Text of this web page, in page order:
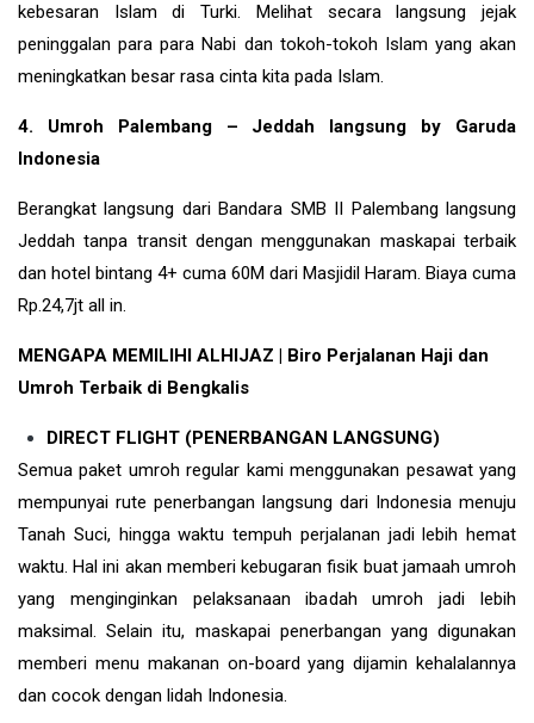
kebesaran Islam diTurki. Melihat secara langsung jejak
peninggalan para para Nabi dan tokoh-tokoh Islam yang akan
meningkatkan besar rasa cinta kita pada Islam.
4. Umroh Palembang – Jeddah langsung by Garuda
Indonesia
Berangkat langsung dari Bandara SMB II Palembang langsung
Jeddah tanpa transit dengan menggunakan maskapai terbaik
dan hotel bintang 4+ cuma 60M dari Masjidil Haram. Biaya cuma
Rp.24,7jt all in.
MENGAPA MEMILIHI ALHIJAZ | Biro Perjalanan Haji dan
Umroh Terbaik di Bengkalis
DIRECT FLIGHT (PENERBANGAN LANGSUNG)
Semua paket umroh regular kami menggunakan pesawat yang
mempunyai rute penerbangan langsung dari Indonesia menuju
Tanah Suci, hingga waktu tempuh perjalanan jadi lebih hemat
waktu. Hal ini akan memberi kebugaran fisik buat jamaah umroh
yang menginginkan pelaksanaan ibadah umroh jadi lebih
maksimal. Selain itu, maskapai penerbangan yang digunakan
memberi menu makanan on-board yang dijamin kehalalannya
dan cocok dengan lidah Indonesia.